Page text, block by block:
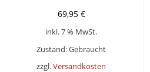
69,95 €
inkl. 7 % MwSt.
Zustand: Gebraucht
zzgl.Versandkosten